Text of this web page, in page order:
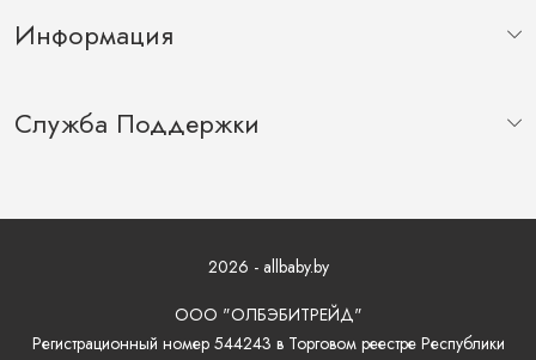
Информация
Служба Поддержки
2026 - allbaby.by
ООО "ОЛБЭБИТРЕЙД"
Регистрационный номер 544243 в Торговом реестре Республики